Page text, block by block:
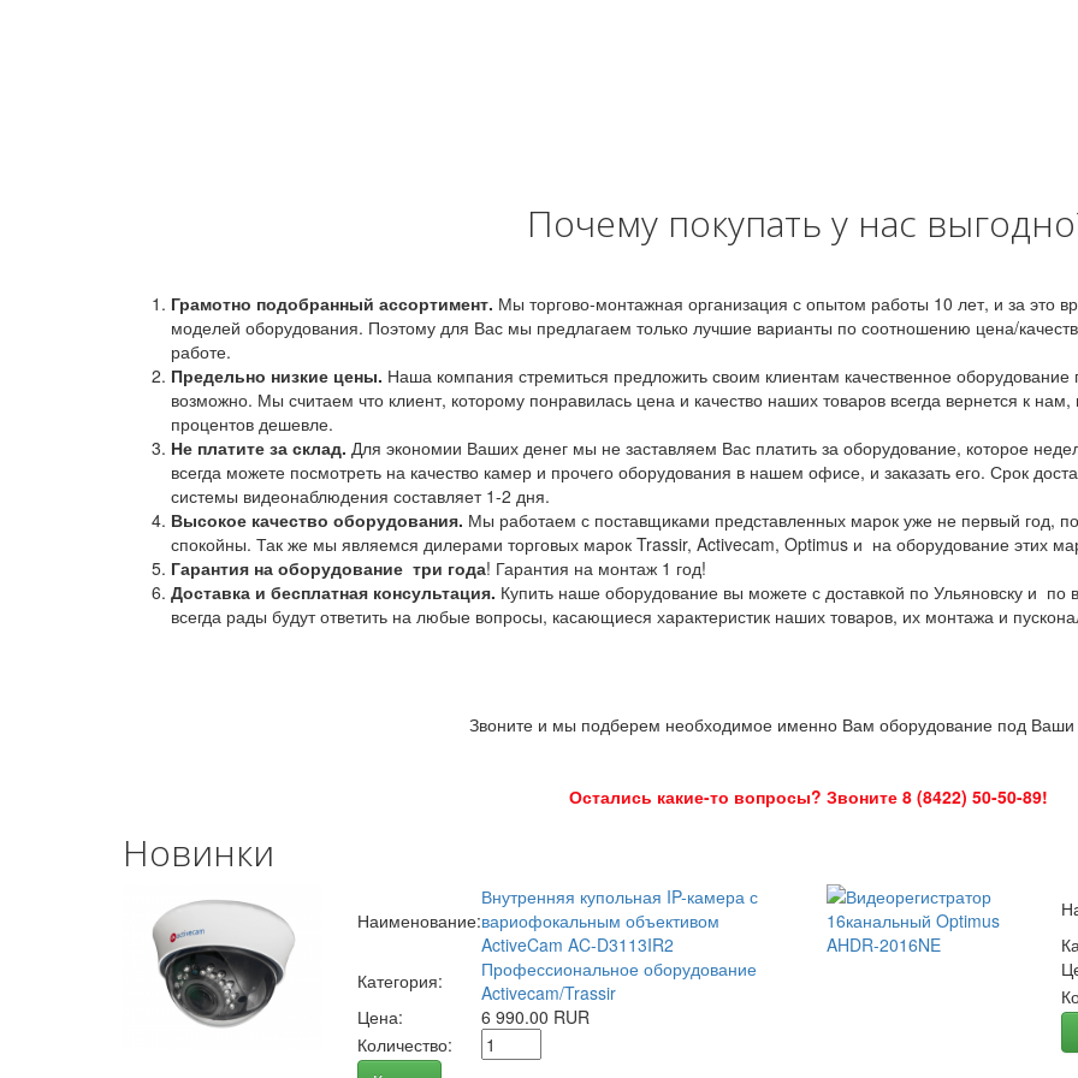
Почему покупать у нас
Грамотно подобранный ассортимент. Мы торгово-монтажная организация с опытом работы 10 лет, и за это
моделей оборудования. Поэтому для Вас мы предлагаем только лучшие варианты по соотношению цена/
работе.
Предельно низкие цены. Наша компания стремиться предложить своим клиентам качественное
возможно. Мы считаем что клиент, которому понравилась цена и качество наших товаров всегда вернется к
процентов дешевле.
Не платите за склад. Для экономии Ваших денег мы не заставляем Вас платить за оборудование, которое
всегда можете посмотреть на качество камер и прочего оборудования в нашем офисе, и заказать его. Срок
системы видеонаблюдения составляет 1-2 дня.
Высокое качество оборудования. Мы работаем с поставщиками представленных марок уже не первый год,
спокойны. Так же мы являемся дилерами торговых марок Trassir, Activecam, Optimus и на оборудование этих
Гарантия на оборудование три года! Гарантия на монтаж 1 год!
Доставка и бесплатная консультация. Купить наше оборудование вы можете с доставкой по Ульяновску и
всегда рады будут ответить на любые вопросы, касающиеся характеристик наших товаров, их монтажа и
Звоните и мы подберем необходимое именно Вам оборудование под Ваши
Остались какие-то вопросы? Звоните 8 (8422) 50-50-89!
Новинки
Наименование:
Внутренняя купольная IP-камера с
вариофокальным объективом
ActiveCam AC-D3113IR2
Категория:
Профессиональное оборудование
Activecam/Trassir
Цена:
6 990.00 RUR
Количество: